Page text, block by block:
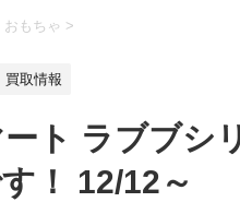
おもちゃ >
買取情報
ト ラブブシ
！ 12/12～